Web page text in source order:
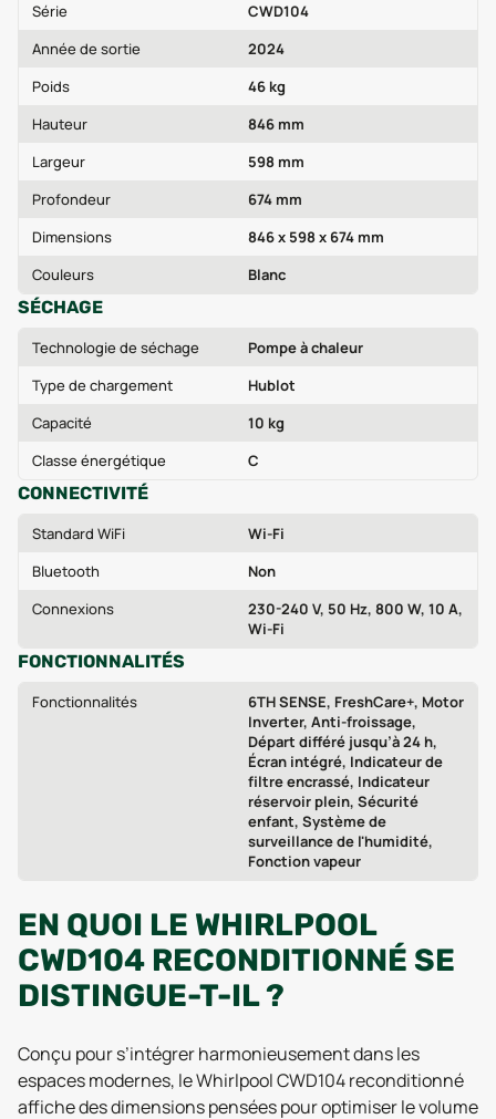
Série
CWD104
Année de sortie
2024
Poids
46 kg
Hauteur
846 mm
Largeur
598 mm
Profondeur
674 mm
Dimensions
846 x 598 x 674 mm
Couleurs
Blanc
SÉCHAGE
Technologie de séchage
Pompe à chaleur
Type de chargement
Hublot
Capacité
10 kg
Classe énergétique
C
CONNECTIVITÉ
Standard WiFi
Wi‑Fi
Bluetooth
Non
Connexions
230-240 V, 50 Hz, 800 W, 10 A,
Wi‑Fi
FONCTIONNALITÉS
Fonctionnalités
6TH SENSE, FreshCare+, Motor
Inverter, Anti-froissage,
Départ différé jusqu’à 24 h,
Écran intégré, Indicateur de
filtre encrassé, Indicateur
réservoir plein, Sécurité
enfant, Système de
surveillance de l'humidité,
Fonction vapeur
EN QUOI LE WHIRLPOOL
CWD104 RECONDITIONNÉ SE
DISTINGUE-T-IL ?
Conçu pour s’intégrer harmonieusement dans les
espaces modernes, le Whirlpool CWD104 reconditionné
affiche des dimensions pensées pour optimiser le volume